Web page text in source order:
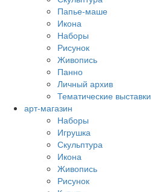
Папье-маше
Икона
Наборы
Рисунок
Живопись
Панно
Личный архив
Тематические выставки
арт-магазин
Наборы
Игрушка
Скульптура
Икона
Живопись
Рисунок